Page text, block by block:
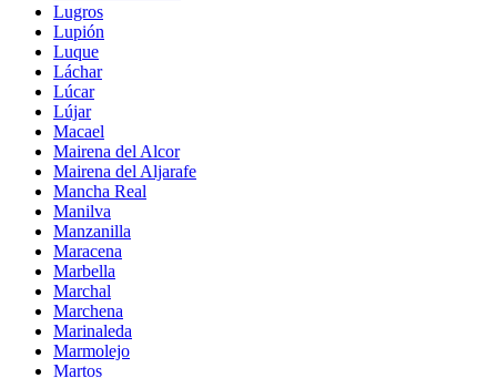
Lugros
Lupión
Luque
Láchar
Lúcar
Lújar
Macael
Mairena del Alcor
Mairena del Aljarafe
Mancha Real
Manilva
Manzanilla
Maracena
Marbella
Marchal
Marchena
Marinaleda
Marmolejo
Martos